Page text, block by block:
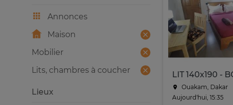
Ouakam, Dakar
Aujourd'hui, 15:35
Annonces
Maison
Mobilier
Lits, chambres à coucher
Lieux